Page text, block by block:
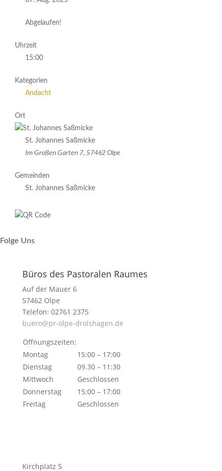
Abgelaufen!
Uhrzeit
15:00
Kategorien
Andacht
Ort
St. Johannes Saßmicke
Im Großen Garten 7, 57462 Olpe
Gemeinden
St. Johannes Saßmicke
Folge Uns
Büros des Pastoralen Raumes
Auf der Mauer 6
57462 Olpe
Telefon: 02761 2375
buero@pr-olpe-drolshagen.de
Öffnungszeiten:
Montag
15:00 – 17:00
Dienstag
09.30 – 11:30
Mittwoch
Geschlossen
Donnerstag
15:00 – 17:00
Freitag
Geschlossen
Kirchplatz 5